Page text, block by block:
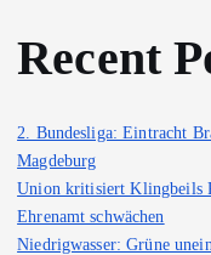
Recent
2. Bundesliga: Eintracht
Magdeburg
Union kritisiert Klingbeils
Ehrenamt schwächen
Niedrigwasser: Grüne